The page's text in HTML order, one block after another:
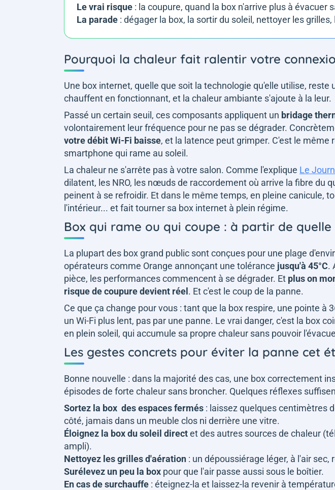
Le vrai risque : la coupure, quand la box n'arrive plus à évacuer
La parade : dégager la box, la sortir du soleil, nettoyer les
Pourquoi la chaleur fait ralentir votre
Une box internet, quelle que soit la technologie qu'elle utilise, reste
chauffent en fonctionnant, et la chaleur ambiante s'ajoute à la leur.
Passé un certain seuil, ces composants appliquent un bridage
volontairement leur fréquence pour ne pas se dégrader.
votre débit Wi-Fi baisse, et la latence peut grimper. C'est le même
smartphone qui rame au soleil.
La chaleur ne s'arrête pas à votre salon. Comme l'explique Le
dilatent, les NRO, les nœuds de raccordement où arrive la fibre du
peinent à se refroidir. Et dans le même temps, en pleine canicule,
l'intérieur... et fait tourner sa box internet à plein régime.
Box qui rame ou qui coupe : à partir de
La plupart des box grand public sont conçues pour une plage
opérateurs comme Orange annonçant une tolérance jusqu'à 45°C.
pièce, les performances commencent à se dégrader. Et plus on
risque de coupure devient réel. Et c'est le coup de la panne.
Ce que ça change pour vous : tant que la box respire, une pointe à
un Wi-Fi plus lent, pas par une panne. Le vrai danger, c'est la box
en plein soleil, qui accumule sa propre chaleur sans pouvoir
Les gestes concrets pour éviter la panne cet
Bonne nouvelle : dans la majorité des cas, une box correctement
épisodes de forte chaleur sans broncher. Quelques réflexes
Sortez la box des espaces fermés : laissez quelques centimètres
côté, jamais dans un meuble clos ni derrière une vitre.
Éloignez la box du soleil directet des autres sources de chaleur
ampli).
Nettoyez les grilles d'aération : un dépoussiérage léger, à l'air
Surélevez un peu la box pour que l'air passe aussi sous le boîtier.
En cas de surchauffe : éteignez-la et laissez-la revenir à